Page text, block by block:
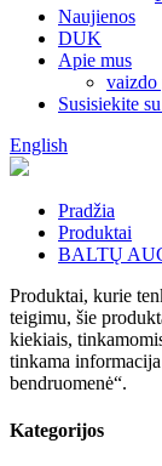
Naujienos
DUK
Apie mus
vaizdo
Susisiekite
English
Pradžia
Produktai
BALTŲ
Produktai, kurie
teigimu, šie
kiekiais,
tinkama
bendruomenė“.
Kategorijos